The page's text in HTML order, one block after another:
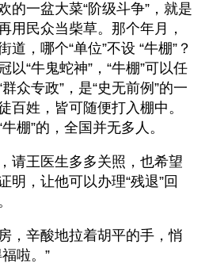
的一盆大菜“阶级斗争”，就是
用民众当柴草。那个年月，
，哪个“单位”不设 “牛棚”？
以“牛鬼蛇神”，“牛棚”可以任
众专政”，是“史无前例”的一
百姓，皆可随便打入棚中。
棚”的，全国并无多人。
请王医生多多关照，也希望
明，让他可以办理“残退”回
，辛酸地拉着胡平的手，悄
啦。”